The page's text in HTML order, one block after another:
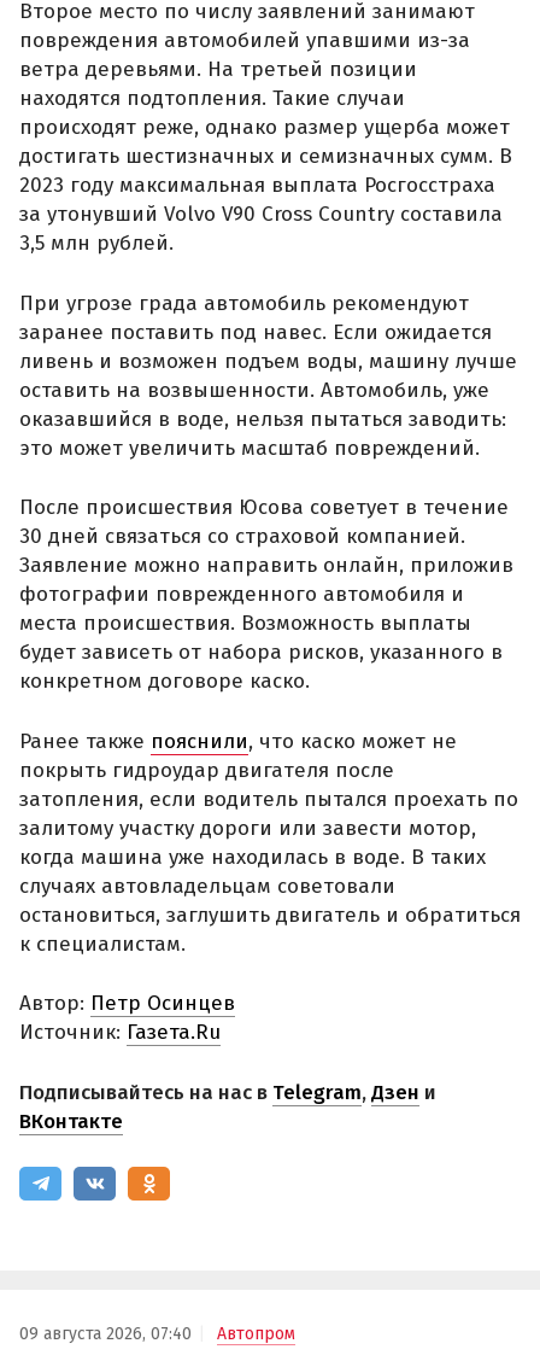
Второе место по числу заявлений занимают
повреждения автомобилей упавшими из-за
ветра деревьями. На третьей позиции
находятся подтопления. Такие случаи
происходят реже, однако размер ущерба может
достигать шестизначных и семизначных сумм. В
2023 году максимальная выплата Росгосстраха
за утонувший Volvo V90 Cross Country составила
3,5 млн рублей.
При угрозе града автомобиль рекомендуют
заранее поставить под навес. Если ожидается
ливень и возможен подъем воды, машину лучше
оставить на возвышенности. Автомобиль, уже
оказавшийся в воде, нельзя пытаться заводить:
это может увеличить масштаб повреждений.
После происшествия Юсова советует в течение
30 дней связаться со страховой компанией.
Заявление можно направить онлайн, приложив
фотографии поврежденного автомобиля и
места происшествия. Возможность выплаты
будет зависеть от набора рисков, указанного в
конкретном договоре каско.
Ранее также пояснили, что каско может не
покрыть гидроудар двигателя после
затопления, если водитель пытался проехать по
залитому участку дороги или завести мотор,
когда машина уже находилась в воде. В таких
случаях автовладельцам советовали
остановиться, заглушить двигатель и обратиться
к специалистам.
Автор: Петр Осинцев
Источник: Газета.Ru
Подписывайтесь на нас в Telegram,Дзен и
ВКонтакте
09 августа 2026, 07:40 Автопром